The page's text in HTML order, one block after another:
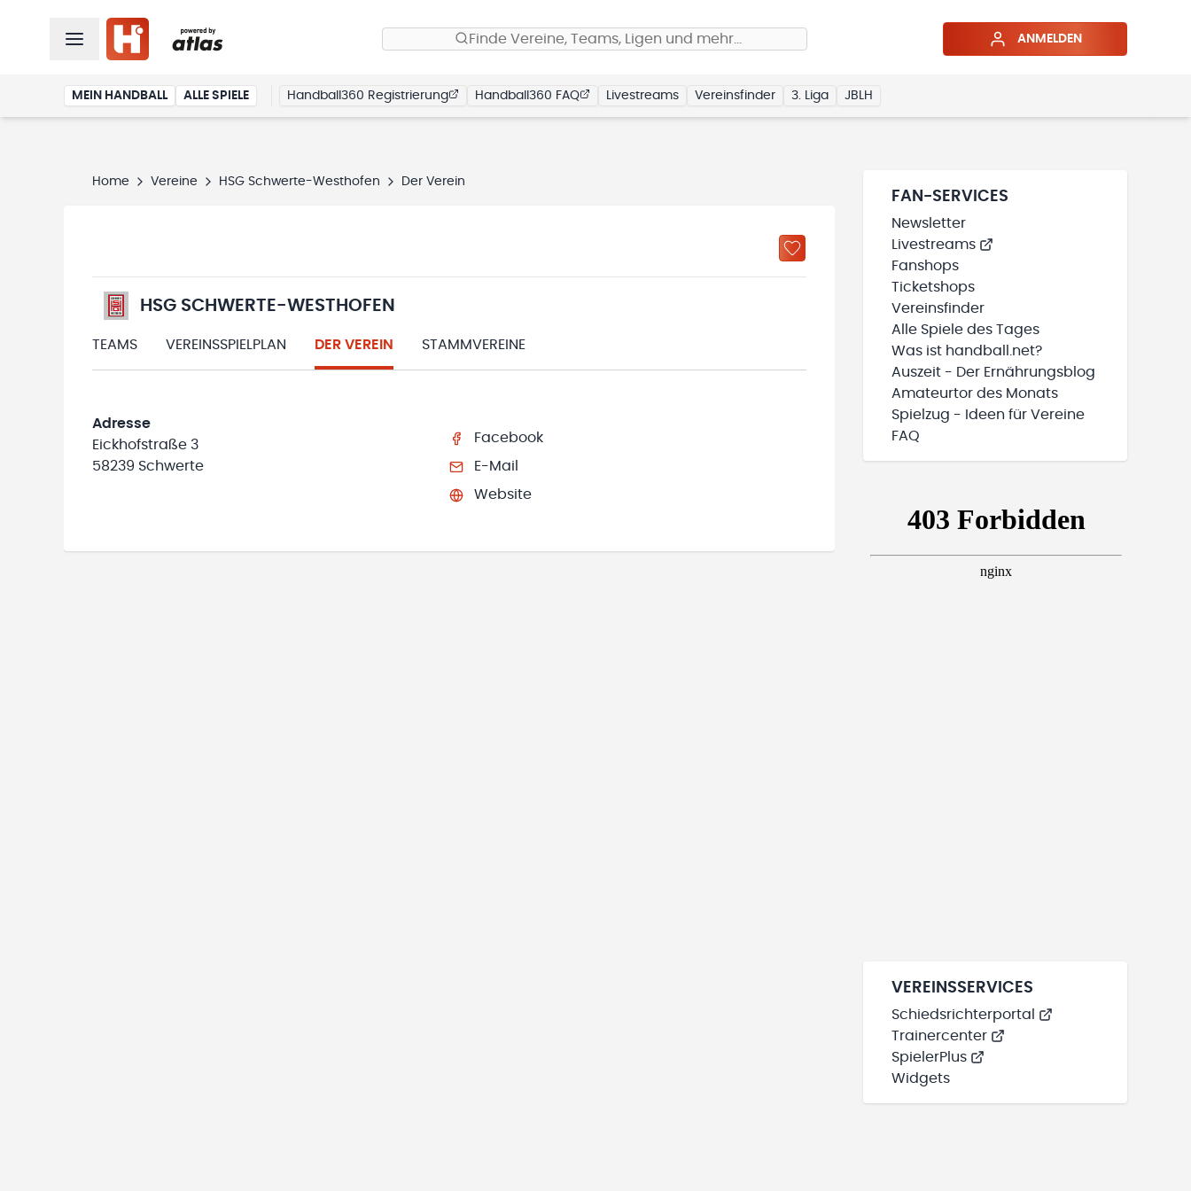
Finde Vereine, Teams, Ligen und mehr… ANMELDEN
MEIN HANDBALL ALLE SPIELE Handball360 Registrierung Handball360 FAQ Livestreams Vereinsfinder 3. Liga JBLH
Home Vereine HSG Schwerte-Westhofen Der Verein
HSG SCHWERTE-WESTHOFEN
TEAMS VEREINSSPIELPLAN DER VEREIN STAMMVEREINE
Adresse
Eickhofstraße 3
58239 Schwerte
Facebook
E-Mail
Website
FAN-SERVICES
Newsletter
Livestreams
Fanshops
Ticketshops
Vereinsfinder
Alle Spiele des Tages
Was ist handball.net?
Auszeit - Der Ernährungsblog
Amateurtor des Monats
Spielzug - Ideen für Vereine
FAQ
VEREINSSERVICES
Schiedsrichterportal
Trainercenter
SpielerPlus
Widgets